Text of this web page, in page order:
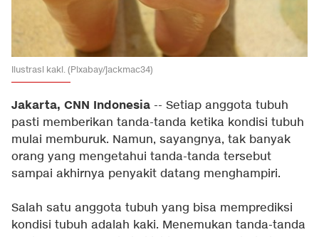
Ilustrasi kaki. (Pixabay/jackmac34)
Jakarta, CNN Indonesia -- Setiap anggota tubuh
pasti memberikan tanda-tanda ketika kondisi tubuh
mulai memburuk. Namun, sayangnya, tak banyak
orang yang mengetahui tanda-tanda tersebut
sampai akhirnya penyakit datang menghampiri.
Salah satu anggota tubuh yang bisa memprediksi
kondisi tubuh adalah kaki. Menemukan tanda-tanda